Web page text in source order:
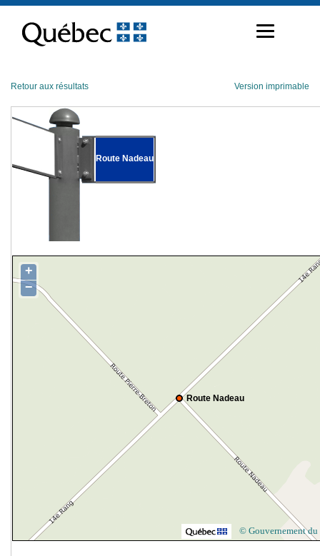
contenu
Retour aux résultats Version imprimable
Route Nadeau
Route Nadeau
+
−
© Gouvernement du